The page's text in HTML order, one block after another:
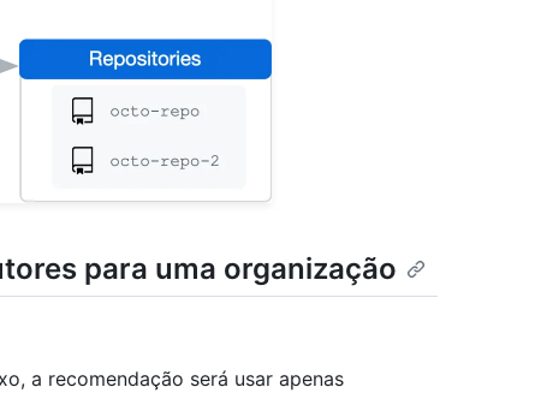
para uma organização
a recomendação será usar apenas